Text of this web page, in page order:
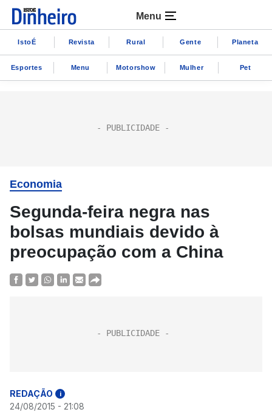
Menu
IstoÉ Revista Rural Gente Planeta
Esportes Menu Motorshow Mulher Pet
Economia
Segunda-feira negra nas
bolsas mundiais devido à
preocupação com a China
REDAÇÃO i
24/08/2015 - 21:08